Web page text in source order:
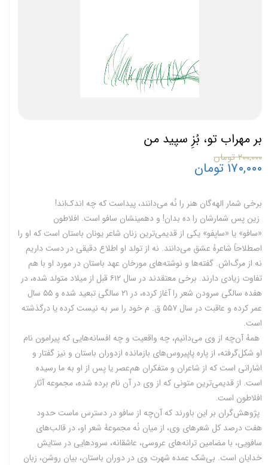
بر مهراب تو، بُزِ سپید من
۲۰۰,۰۰۰ تومان
۱۷۰,۰۰۰ تومان
برخی شمار الهه‌گان هنر را نُه می‌دانند، پیداست که چه اندک‌اند!
زین پس شمارشان را ده بدان! و دهمینشان سافو است. افلا‌طون‌
«سافو» یا «ساپفو» یکی از قدیمی‌ترین زنان شاعر یونان باستان است که او را
اصطلاحاً شاعرهٔ عشق می‌دانند. نه از تولد او اطلاع دقیقی در دست داریم
نه از مرگ‌اش. گفته‌ها و نوشته‌های مورخان عهد باستان در مورد او با هم
تفاوت زیادی دارند. برخی معتقدند در سال ۶۱۲ قبل از میلاد متولد شده، در
هفده سالگی سرودن شعر را آغاز کرده، در ۲۱ سالگی تبعید شده و ۵۵ سال
عمر کرده و عاقبت در سال ۵۵۷ ق. م خود را سر به نیست کرده یا درگذشته
است.
همهٔ آن‌چه از وی می‌دانیم، چه واقعیت و چه افسانه‌هایی که پیرامون نام
او شکل‌گرفته، از پاره پاپیروس‌های بازمانده ازدوران باستان و نیز گفتار و
اشاراتی است که از شاعران و متفکران هم‌عصر یا پس از او به ما رسیده
است. از قدیمی‌ترین متونی که از وی در آن نام برده شده، مجموعه آثار
افلاطون است.
پژوهش‌گران بر این باورند که آن‌چه از سافو در دسترس ماست حدود
هفت درصد کل شعرهای وی، از میان نُه مجموعهٔ شعر او، در قالب‌های
سافویی، با مضامین ترانه‌های عروسی، عاشقانه، سرودهایی در ستایش
خدایان است. بی‌شک عمده شهرت وی در دوران باستان، بیان روشن، زبان